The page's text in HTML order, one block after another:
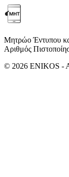
Μητρώο Έντυπου
Αριθμός
© 2026 ENIKOS -